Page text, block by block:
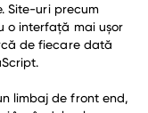
Site-uri precum
o interfață mai ușor
de fiecare dată
limbaj de front end,